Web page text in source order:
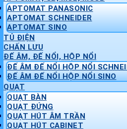
APTOMAT PANASONIC
APTOMAT SCHNEIDER
APTOMAT SINO
TỦ ĐIỆN
CHẤN LƯU
ĐẾ ÂM, ĐẾ NỔI, HỘP NỔI
ĐẾ ÂM ĐẾ NỔI HỘP NỔI
ĐẾ ÂM ĐẾ NỔI HỘP NỔI SINO
QUẠT
QUẠT BÀN
QUẠT ĐỨNG
QUẠT HÚT ÂM TRẦN
QUẠT HÚT CABINET